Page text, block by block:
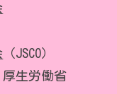
（JSCO）
厚生労働省